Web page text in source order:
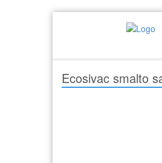
Ecosivac smalto